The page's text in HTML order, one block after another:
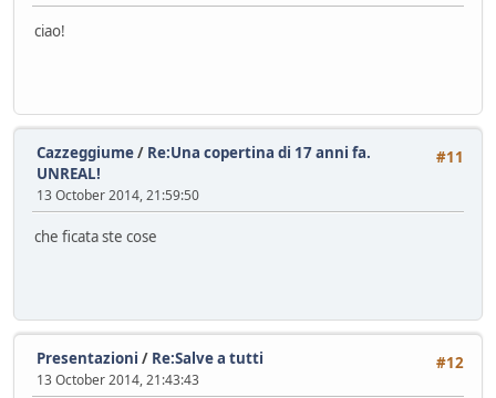
ciao!
#11
Cazzeggiume/ Re:Una copertina di 17 anni fa.
UNREAL!
13 October 2014, 21:59:50
che ficata ste cose
#12
Presentazioni / Re:Salve a tutti
13 October 2014, 21:43:43